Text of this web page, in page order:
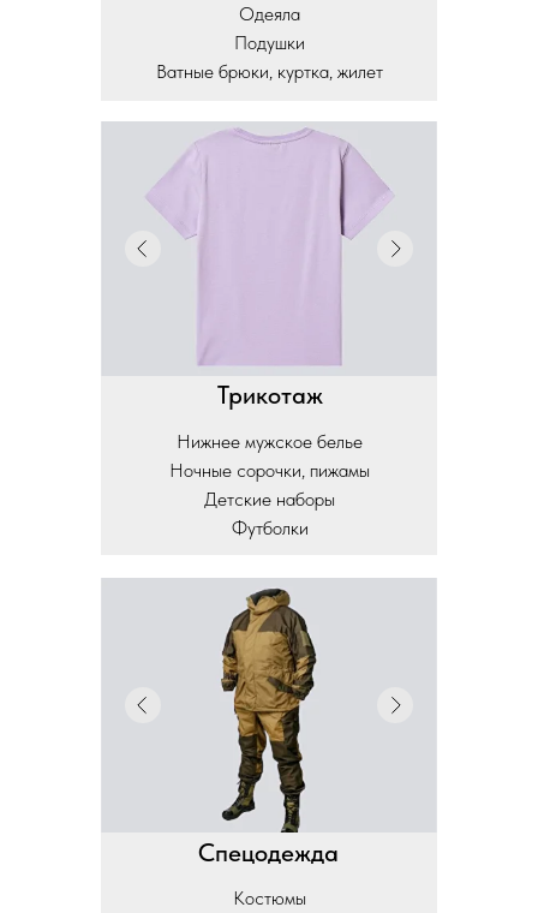
Трикотаж
Нижнее мужское белье
Ночные сорочки, пижамы
Детские наборы
Футболки
Спецодежда
Одеяла
Подушки
Ватные брюки, куртка, жилет
Костюмы